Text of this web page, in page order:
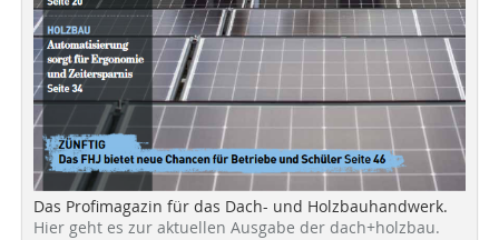
Das Profimagazin für das Dach- und Holzbauhandwerk.
Hier geht es zur aktuellen Ausgabe der dach+holzbau.